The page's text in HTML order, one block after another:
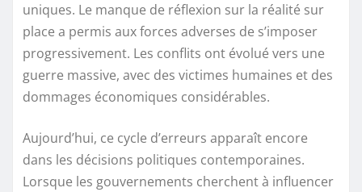
uniques. Le manque de réflexion sur la réalité sur
place a permis aux forces adverses de s’imposer
progressivement. Les conflits ont évolué vers une
guerre massive, avec des victimes humaines et des
dommages économiques considérables.
Aujourd’hui, ce cycle d’erreurs apparaît encore
dans les décisions politiques contemporaines.
Lorsque les gouvernements cherchent à influencer